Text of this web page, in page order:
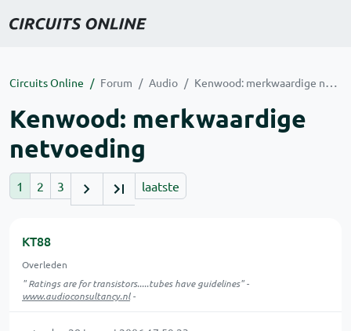
Circuits Online Forum Audio Kenwood: merkwaardige netvoeding
Kenwood: merkwaardige
netvoeding
1 2 3 laatste
KT88
Overleden
" Ratings are for transistors.....tubes have guidelines" -
www.audioconsultancy.nl-